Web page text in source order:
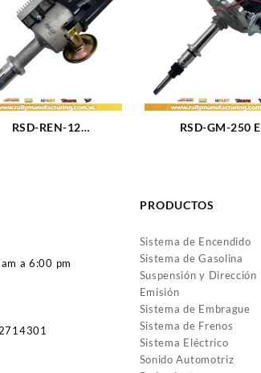
109 (167)
(1306)
RSD-REN-12
RSD-GM-250 E
(171)
a 6:00 pm
PRODUCTOS
Sistema de Encendido
Sistema de Gasolina
Suspensión y Dirección
Emisión
Sistema de Embrague
Sistema de Frenos
Sistema Eléctrico
Sonido Automotriz